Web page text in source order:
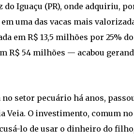
do Iguaçu (PR), onde adquiriu,
uma das vacas mais
em R$ 13,5 milhões por 25%
R$ 54 milhões — acabou
no setor pecuário há anos,
Veia. O investimento, comum
lo de usar o dinheiro do